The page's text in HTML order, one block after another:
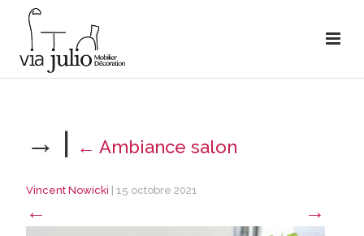
→ | ← Ambiance salon
Vincent Nowicki 15 octobre 2021
← →